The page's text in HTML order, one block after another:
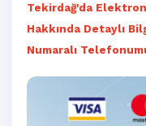
Tekirdağ'da
Hakkında Detaylı
Numaralı